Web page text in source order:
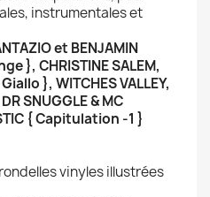
instrumentales et
et BENJAMIN
}, CHRISTINE SALEM,
}, WITCHES VALLEY,
SNUGGLE & MC
{ Capitulation -1 }
vinyles illustrées